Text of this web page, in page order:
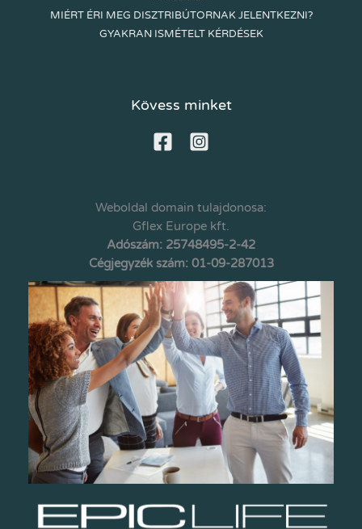
MIÉRT ÉRI MEG DISZTRIBÚTORNAK JELENTKEZNI?
GYAKRAN ISMÉTELT KÉRDÉSEK
Kövess minket
Weboldal domain tulajdonosa:
Gflex Europe kft.
Adószám: 25748495-2-42
Cégjegyzék szám: 01-09-287013